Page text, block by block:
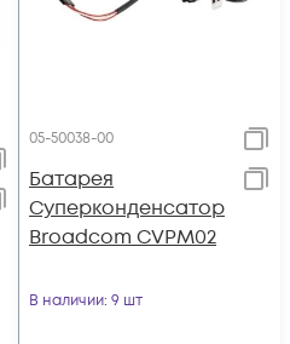
05-50038-00
Батарея
Суперконденсатор
Broadcom CVPM02
В наличии: 9 шт